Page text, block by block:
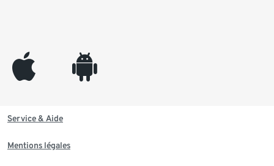
appleinc android
Service & Aide
Mentions légales